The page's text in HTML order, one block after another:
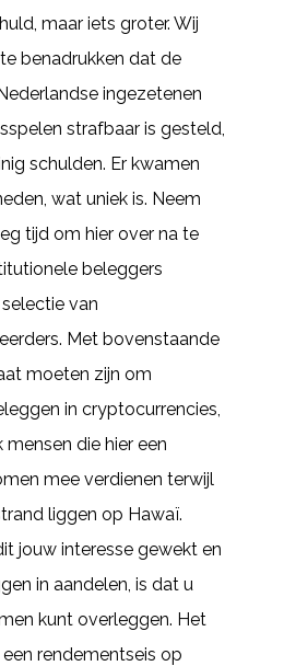
maar iets groter. Wij
benadrukken dat de
ingezetenen
strafbaar is gesteld,
schulden. Er kwamen
wat uniek is. Neem
tijd om hier over na te
beleggers
van
Met bovenstaande
moeten zijn om
in cryptocurrencies,
mensen die hier een
mee verdienen terwijl
liggen op Hawaï.
jouw interesse gewekt en
in aandelen, is dat u
kunt overleggen. Het
rendementseis op